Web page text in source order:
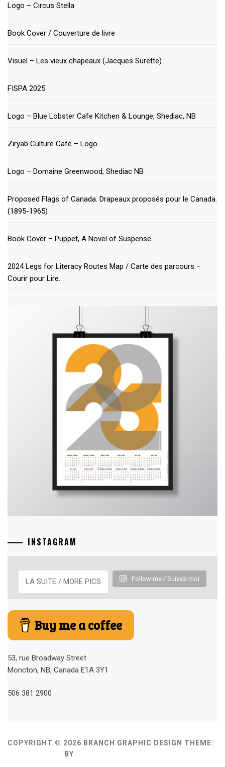
Logo – Circus Stella
Book Cover / Couverture de livre
Visuel – Les vieux chapeaux (Jacques Surette)
FISPA 2025
Logo – Blue Lobster Cafe Kitchen & Lounge, Shediac, NB
Ziryab Culture Café – Logo
Logo – Domaine Greenwood, Shediac NB
Proposed Flags of Canada. Drapeaux proposés pour le Canada.
(1895-1965)
Book Cover – Puppet, A Novel of Suspense
2024 Legs for Literacy Routes Map / Carte des parcours –
Courir pour Lire.
INSTAGRAM
LA SUITE / MORE PICS Follow me / Suivez-moi
Buy me a coffee
53, rue Broadway Street
Moncton, NB, Canada E1A 3Y1
506 381 2900
COPYRIGHT © 2026 BRANCH GRAPHIC DESIGN THEME:
BY